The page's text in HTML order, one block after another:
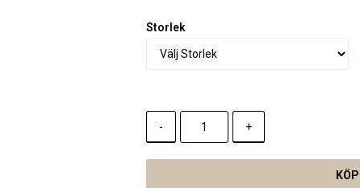
Storlek
- +
KÖP